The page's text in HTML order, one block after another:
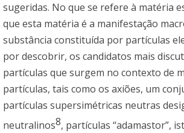
sugeridas. No que se refere à matéria
que esta matéria é a manifestação
substância constituída por partículas
por descobrir, os candidatos mais
partículas que surgem no contexto de
partículas, tais como os axiões, um
partículas supersimétricas neutras
neutralinos8, partículas “adamastor”,